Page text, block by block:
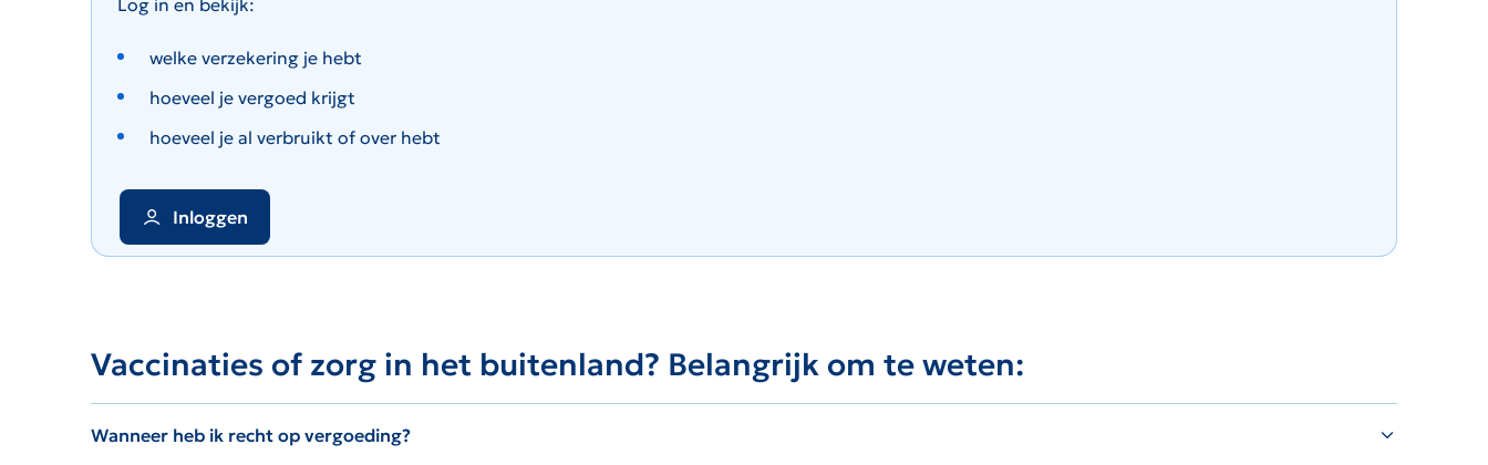
Log in en bekijk:
welke verzekering je hebt
hoeveel je vergoed krijgt
hoeveel je al verbruikt of over hebt
Inloggen
Vaccinaties of zorg in het buitenland? Belangrijk om te weten:
Wanneer heb ik recht op vergoeding?